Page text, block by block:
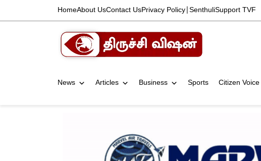
HomeAbout UsContact UsPrivacy Policy SenthuliSupport TVF
News Articles Business Sports Citizen Voice